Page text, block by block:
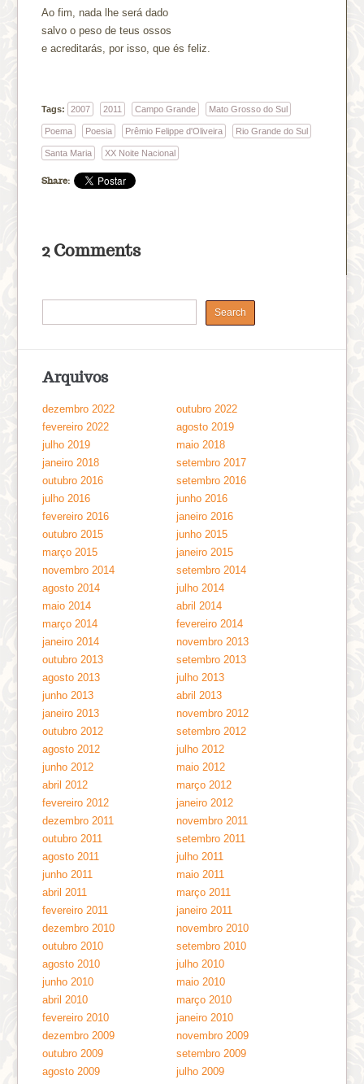
Ao fim, nada lhe será dado
salvo o peso de teus ossos
e acreditarás, por isso, que és feliz.
Tags: 2007 2011 Campo Grande Mato Grosso do Sul
Poema Poesia Prêmio Felippe d'Oliveira Rio Grande do Sul
Santa Maria XX Noite Nacional
Share:
2 Comments
Arquivos
dezembro 2022
outubro 2022
fevereiro 2022
agosto 2019
julho 2019
maio 2018
janeiro 2018
setembro 2017
outubro 2016
setembro 2016
julho 2016
junho 2016
fevereiro 2016
janeiro 2016
outubro 2015
junho 2015
março 2015
janeiro 2015
novembro 2014
setembro 2014
agosto 2014
julho 2014
maio 2014
abril 2014
março 2014
fevereiro 2014
janeiro 2014
novembro 2013
outubro 2013
setembro 2013
agosto 2013
julho 2013
junho 2013
abril 2013
janeiro 2013
novembro 2012
outubro 2012
setembro 2012
agosto 2012
julho 2012
junho 2012
maio 2012
abril 2012
março 2012
fevereiro 2012
janeiro 2012
dezembro 2011
novembro 2011
outubro 2011
setembro 2011
agosto 2011
julho 2011
junho 2011
maio 2011
abril 2011
março 2011
fevereiro 2011
janeiro 2011
dezembro 2010
novembro 2010
outubro 2010
setembro 2010
agosto 2010
julho 2010
junho 2010
maio 2010
abril 2010
março 2010
fevereiro 2010
janeiro 2010
dezembro 2009
novembro 2009
outubro 2009
setembro 2009
agosto 2009
julho 2009